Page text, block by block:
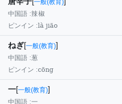
一般(教育)
中国語 :辣椒
ピンイン :là jiāo
ねぎ[一般(教育)]
中国語 :葱
ピンイン :cōng
一[一般(教育)]
中国語 :一